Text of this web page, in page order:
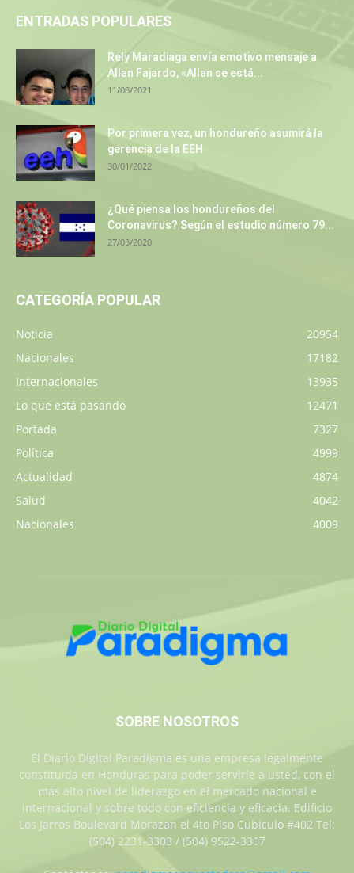
ENTRADAS POPULARES
Rely Maradiaga envía emotivo mensaje a
Allan Fajardo, «Allan se está...
11/08/2021
Por primera vez, un hondureño asumirá la
gerencia de la EEH
30/01/2022
¿Qué piensa los hondureños del
Coronavirus? Según el estudio número 79...
27/03/2020
CATEGORÍA POPULAR
Noticia
20954
Nacionales
17182
Internacionales
13935
Lo que está pasando
12471
Portada
7327
Política
4999
Actualidad
4874
Salud
4042
Nacionales
4009
SOBRE NOSOTROS
El Diario Digital Paradigma es una empresa legalmente
constituida en Honduras para poder servirle a usted, con el
más alto nivel de liderazgo en el mercado nacional e
internacional y sobre todo con eficiencia y eficacia. Edificio
Los Jarros Boulevard Morazan el 4to Piso Cubiculo #402 Tel:
(504) 2231-3303 / (504) 9522-3307